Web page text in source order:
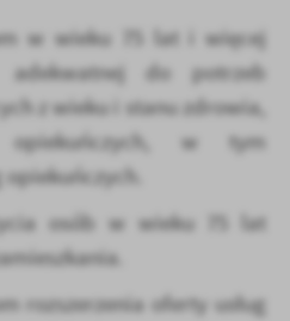
w wieku 75 lat i więcej
do potrzeb
z wieku i stanu zdrowia,
w tym
osób w wieku 75 lat
rozszerzenia oferty usług